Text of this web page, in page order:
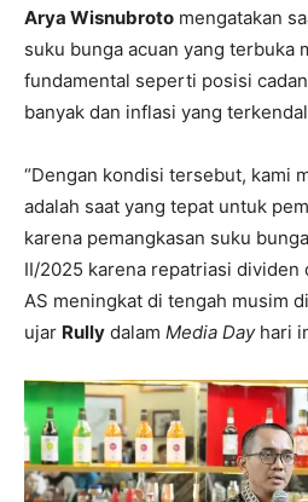
Arya Wisnubroto mengatakan
suku bunga acuan yang terbuka
fundamental seperti posisi
banyak dan inflasi yang
“Dengan kondisi tersebut, kami
adalah saat yang tepat untuk
karena pemangkasan suku
II/2025 karena repatriasi dividen
AS meningkat di tengah musim
ujar Rully dalam Media Day hari